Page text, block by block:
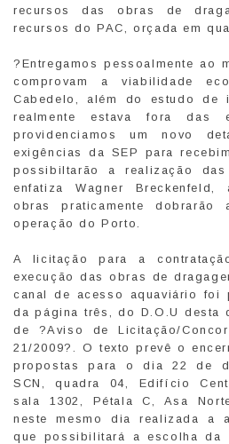
recursos das obras de
recursos do PAC, orçada em
?Entregamos pessoalmente ao
comprovam a viabilidade
Cabedelo, além do estudo de
realmente estava fora das
providenciamos um novo
exigências da SEP para
possibiltarão a realização das
enfatiza Wagner Breckenfeld,
obras praticamente dobrarão
operação do Porto.
A licitação para a
execução das obras de
canal de acesso aquaviário foi
da página três, do D.O.U desta
de ?Aviso de Licitação/
21/2009?. O texto prevê o
propostas para o dia 22 de
SCN, quadra 04, Edifício
sala 1302, Pétala C, Asa
neste mesmo dia realizada a
que possibilitará a escolha da